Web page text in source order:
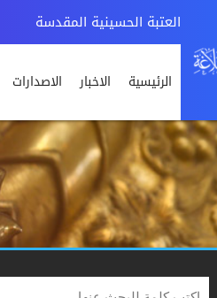
العتبة الحسينية المقدسة
الرئيسية الاخبار الاصدارات